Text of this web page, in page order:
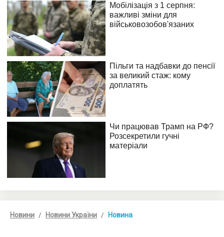
Новини Новини України Новина